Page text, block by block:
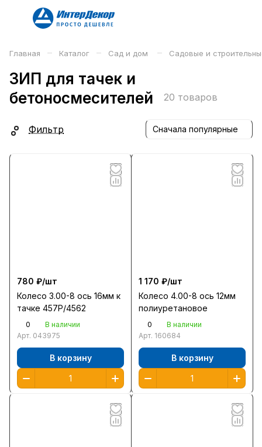
Главная – Каталог – Сад и дом – Садовые и
ЗИП для тачек и
бетоносмесителей
20 товаров
Фильтр Сначала популярные
780 ₽/шт
Колесо 3.00-8 ось 16мм к
тачке 457Р/4562
0
В наличии
Арт. 043975
В корзину
1 170 ₽/шт
Колесо 4.00-8 ось 12мм
полиуретановое
0
В наличии
Арт. 160684
В корзину